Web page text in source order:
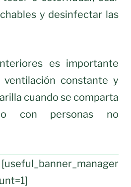
y desinfectar las
es importante
ventilación constante y
cuando se comparta
con personas no